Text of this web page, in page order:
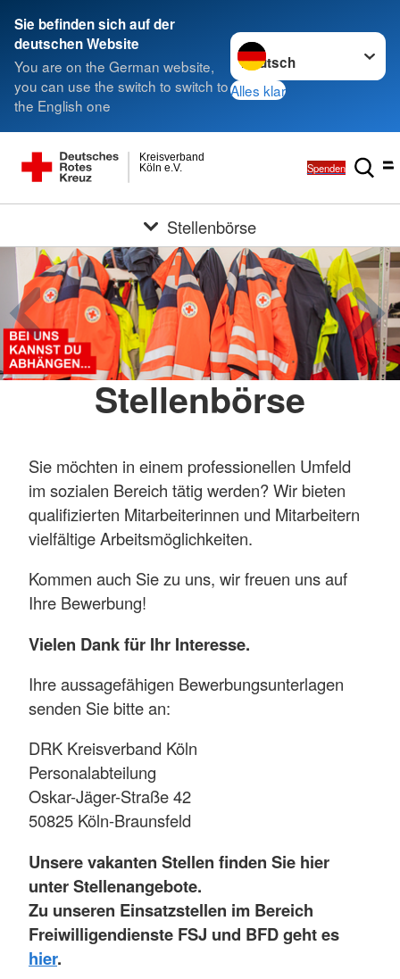
Sie befinden sich auf der
deutschen Website
You are on the German website,
you can use the switch to switch to
the English one
Sprache wechseln zu
Alles klar
Köln e.V.
Kreisverband
Spenden
Stellenbörse
Stellenbörse
Sie möchten in einem professionellen Umfeld
im sozialen Bereich tätig werden? Wir bieten
qualifizierten Mitarbeiterinnen und Mitarbeitern
vielfältige Arbeitsmöglichkeiten.
Kommen auch Sie zu uns, wir freuen uns auf
Ihre Bewerbung!
Vielen Dank für Ihr Interesse.
Ihre aussagefähigen Bewerbungsunterlagen
senden Sie bitte an:
DRK Kreisverband Köln
Personalabteilung
Oskar-Jäger-Straße 42
50825 Köln-Braunsfeld
Unsere vakanten Stellen finden Sie hier
unter Stellenangebote.
Zu unseren Einsatzstellen im Bereich
Freiwilligendienste FSJ und BFD geht es
hier.